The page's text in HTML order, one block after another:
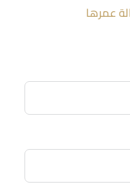
عمرها